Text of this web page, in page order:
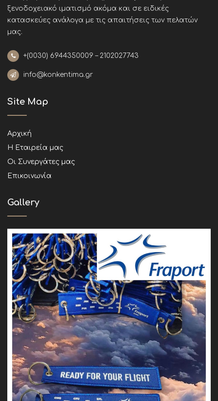
ξενοδοχειακό ιματισμό ακόμα και σε ειδικές
κατασκεύες ανάλογα με τις απαιτήσεις των πελατών
μας.
+(0030) 6944350009 – 2102027743
info@konkentima.gr
Site Map
Αρχική
Η Εταιρεία μας
Οι Συνεργάτες μας
Επικοινωνία
Gallery